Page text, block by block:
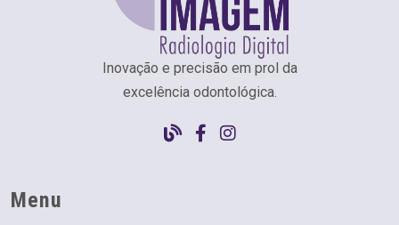
Inovação e precisão em prol da
excelência odontológica.
Menu